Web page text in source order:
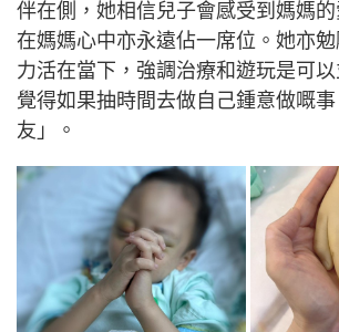
伴在側，她相信兒子會感受到媽媽
在媽媽心中亦永遠佔一席位。她亦
力活在當下，強調治療和遊玩是可
覺得如果抽時間去做自己鍾意做嘅
友」。